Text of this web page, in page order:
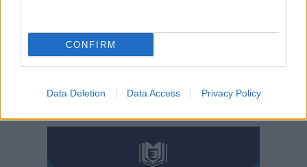
CONFIRM
Data Deletion Data Access Privacy Policy
Magyarország árstop
Bejegyzés
Régebbi bejegyzések